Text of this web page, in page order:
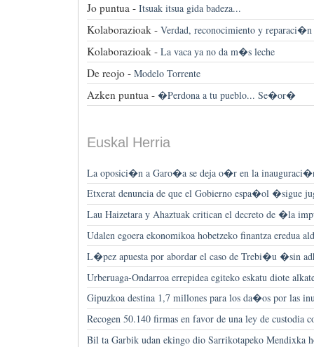
Jo puntua - Itsuak itsua gida badeza...
Kolaborazioak - Verdad, reconocimiento y reparaci�n
Kolaborazioak - La vaca ya no da m�s leche
De reojo - Modelo Torrente
Azken puntua - �Perdona a tu pueblo... Se�or�
Euskal Herria
La oposici�n a Garo�a se deja o�r en la
Etxerat denuncia de que el Gobierno espa�ol �sigue
Lau Haizetara y Ahaztuak critican el decreto de �la
Udalen egoera ekonomikoa hobetzeko finantza eredua
L�pez apuesta por abordar el caso de Trebi�u �sin
Urberuaga-Ondarroa errepidea egiteko eskatu diote
Gipuzkoa destina 1,7 millones para los da�os por las
Recogen 50.140 firmas en favor de una ley de custodia
Bil ta Garbik udan ekingo dio Sarrikotapeko Mendixka